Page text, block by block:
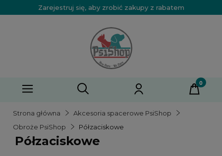
Zarejestruj się, aby zrobić zakupy z rabatem
Strona główna
Akcesoria spacerowe PsiShop
Obroże PsiShop
Półzaciskowe
Półzaciskowe